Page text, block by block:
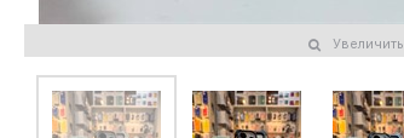
Увеличить